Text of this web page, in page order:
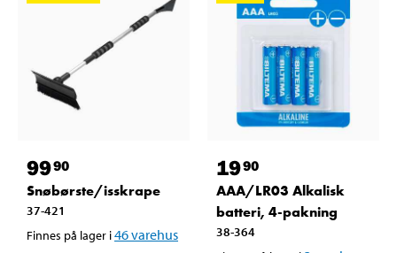
9990
Snøbørste/isskrape
37-421
Finnes på lager i46varehus
1990
AAA/LR03 Alkalisk
batteri, 4-pakning
38-364